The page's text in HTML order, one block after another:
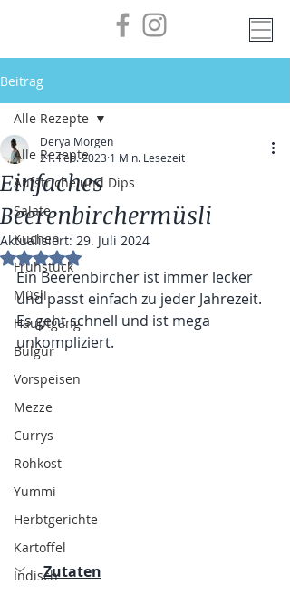
Beitrag
Alle Rezepte
Aufstriche und Dips
Salate
Kuchen
Frühstück
Müsli
Hauptgang
Bulgur
Vorspeisen
Mezze
Currys
Rohkost
Yummi
Herbtgerichte
Kartoffel
Indisch
Alle Rezepte
Einfaches
Beerenbirchermüsli
Derya Morgen
21. Feb. 2023 1 Min. Lesezeit
Aktualisiert: 29. Juli 2024
Mit NaN von 5 Sternen bewertet.
Ein Beerenbircher ist immer lecker
und passt einfach zu jeder Jahrezeit.
Es geht schnell und ist mega
unkompliziert.
Zutaten